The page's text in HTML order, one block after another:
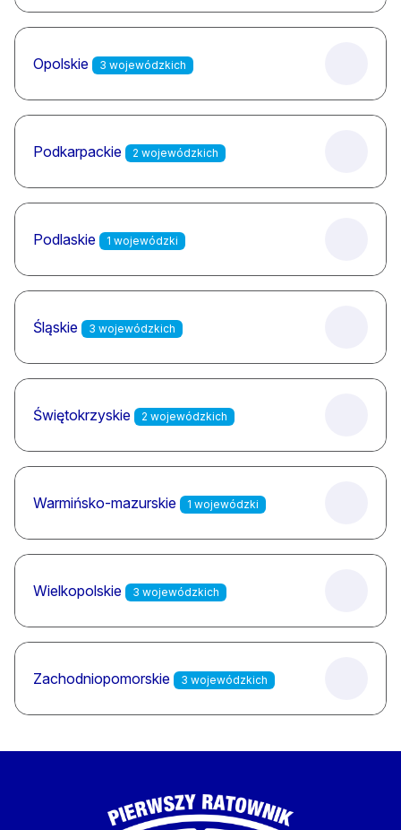
Opolskie 3 wojewódzkich
Podkarpackie 2 wojewódzkich
Podlaskie 1 wojewódzki
Śląskie 3 wojewódzkich
Świętokrzyskie 2 wojewódzkich
Warmińsko-mazurskie 1 wojewódzki
Wielkopolskie 3 wojewódzkich
Zachodniopomorskie 3 wojewódzkich